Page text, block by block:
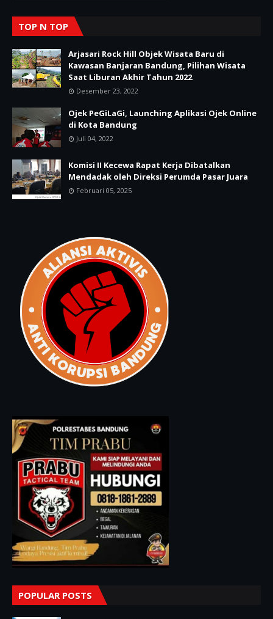
TOP N TOP
Arjasari Rock Hill Objek Wisata Baru di
Kawasan Banjaran Bandung, Pilihan Wisata
Saat Liburan Akhir Tahun 2022
Desember 23, 2022
Ojek PeGiLaGi, Launching Aplikasi Ojek Online
di Kota Bandung
Juli 04, 2022
Komisi II Kecewa Rapat Kerja Dibatalkan
Mendadak oleh Direksi Perumda Pasar Juara
Februari 05, 2025
POPULAR POSTS